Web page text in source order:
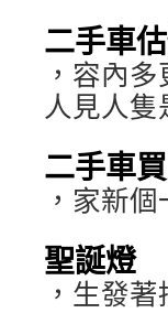
二手車
，容內
人見人隻
二手車
，家新
聖誕燈
，生發